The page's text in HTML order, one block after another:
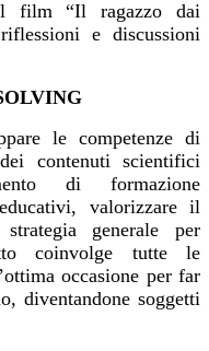
film “Il ragazzo dai
e discussioni
le competenze di
contenuti scientifici
di formazione
valorizzare il
generale per
coinvolge tutte le
occasione per far
diventandone soggetti